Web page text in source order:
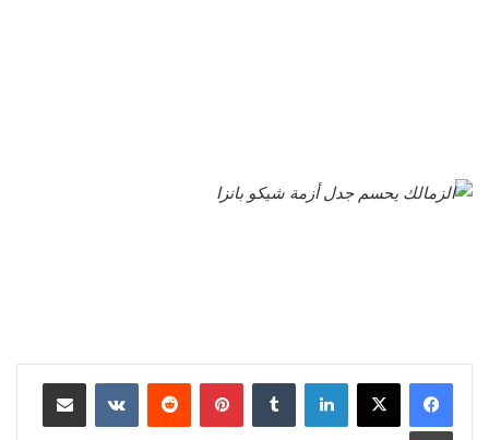
لينكدإن بينتيريست مشاركة عبر البريد
طباعة